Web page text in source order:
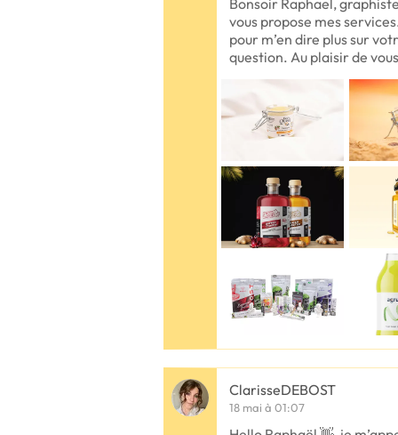
Bonsoir Raphael,
vous propose mes
pour m’en dire plus sur
question. Au plaisir de vous
ClarisseDEBOST
18 mai à 01:07